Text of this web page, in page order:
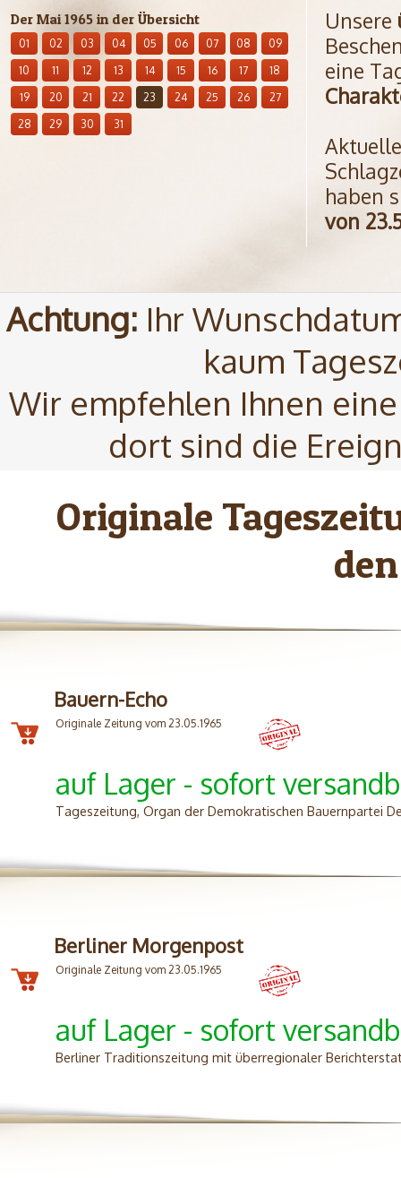
Der Mai 1965 in der Übersicht
01 02 03 04 05 06 07 08
09
10
11 12 13 14 15 16 17
18
19
20 21 22 23 24 25 26
27
28
29 30 31
Unsere
eine
haben
von
Achtung: Ihr
kaum
Wir empfehlen Ihnen
dort sind die
Originale
Bauern-Echo
Originale Zeitung vom 23.05.1965
auf Lager - sofort
Tageszeitung, Organ der Demokratischen Bauernpartei
Berliner Morgenpost
Originale Zeitung vom 23.05.1965
auf Lager - sofort
Berliner Traditionszeitung mit überregionaler